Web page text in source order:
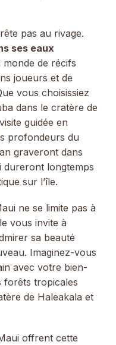
pas au rivage.
ses eaux
de récifs
joueurs et de
vous choisissiez
dans le cratère de
guidée en
profondeurs du
graveront dans
longtemps
sur l’île.
ne se limite pas à
vous invite à
sa beauté
Imaginez-vous
avec votre bien-
forêts tropicales
de Haleakala et
offrent cette